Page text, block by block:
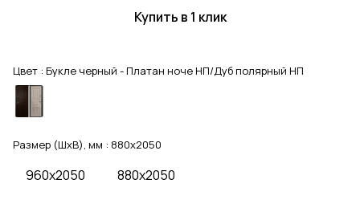
Купить в 1 клик
Цвет : Букле черный - Платан ноче НП/Дуб полярный НП
Размер (ШхВ), мм : 880x2050
960x2050 880x2050